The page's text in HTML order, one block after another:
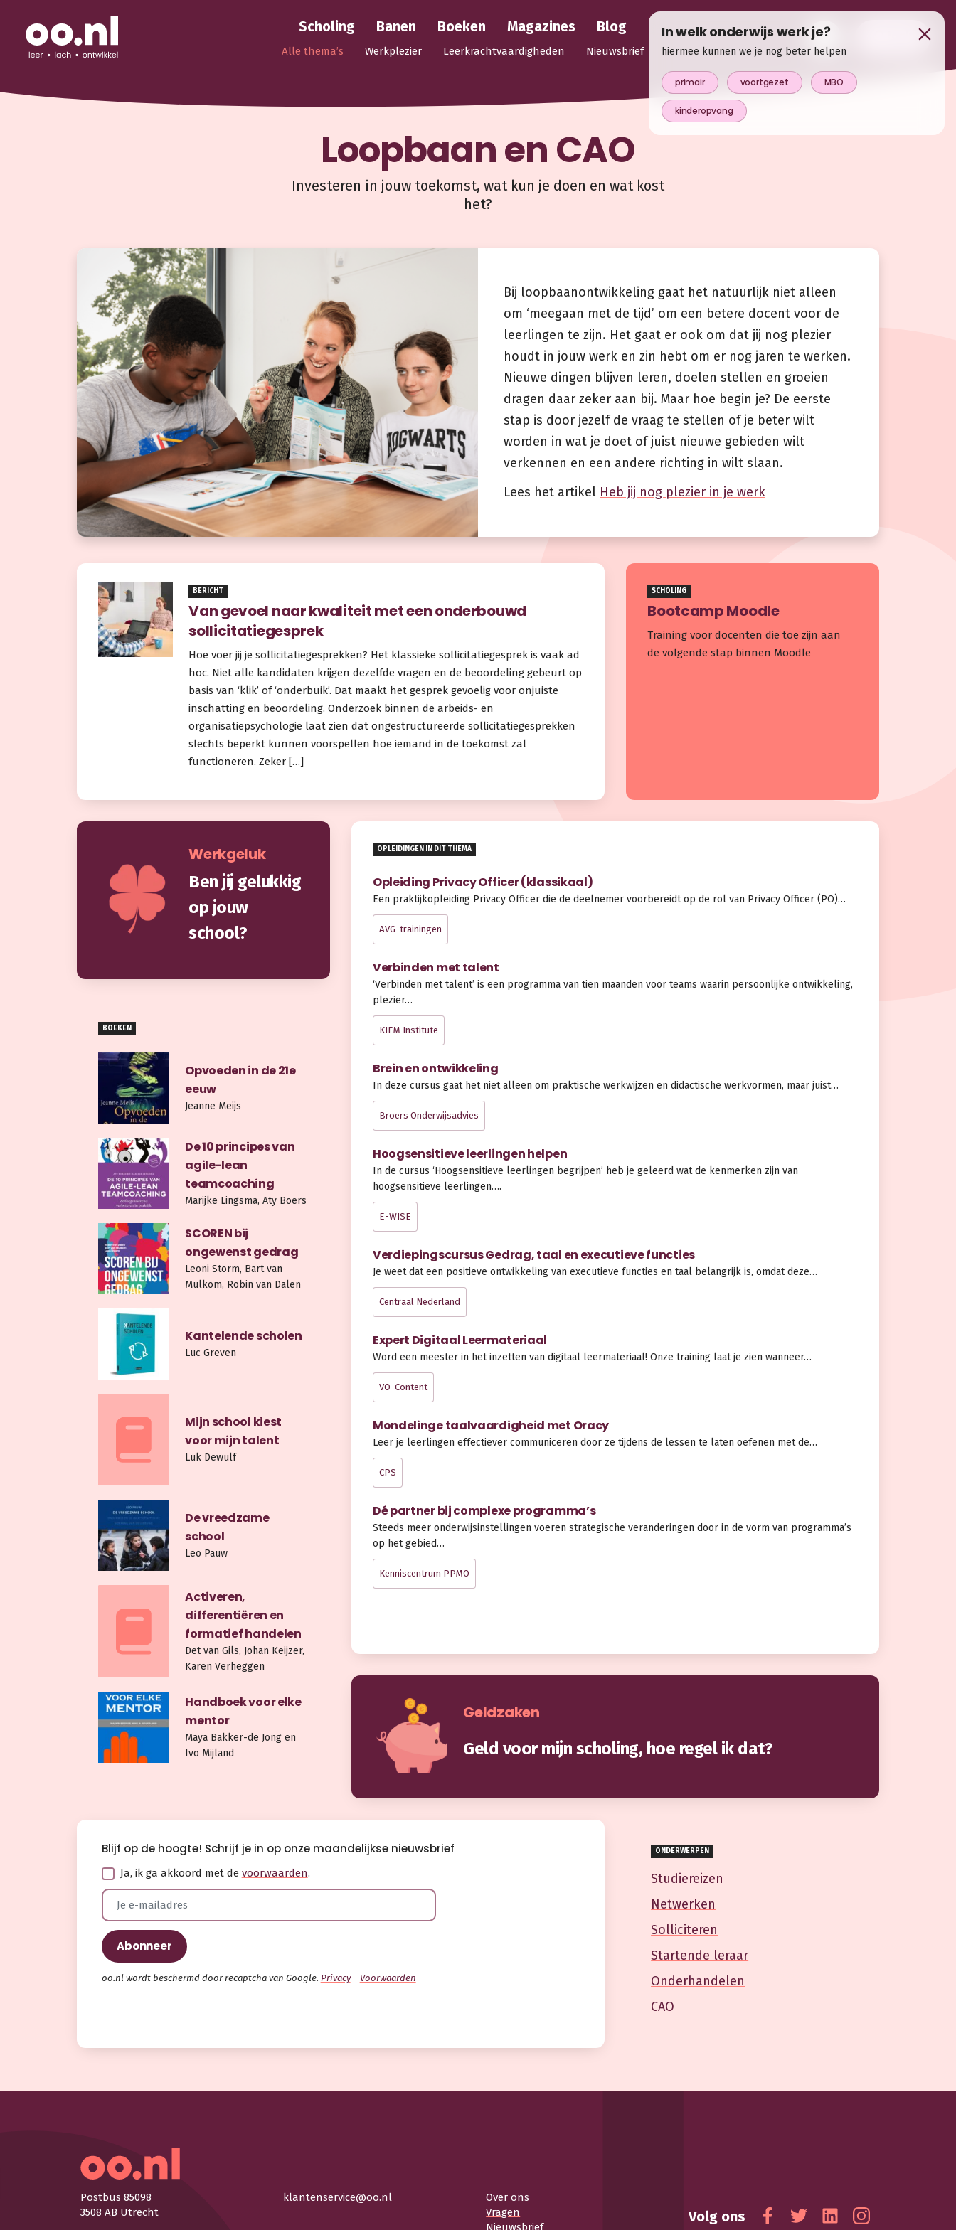
Scholing Banen Boeken Magazines Blog
Alle thema’s Werkplezier Leerkrachtvaardigheden Nieuwsbrief
Loopbaan en CAO
Investeren in jouw toekomst, wat kun je doen en wat kost
het?
Bij loopbaanontwikkeling gaat het natuurlijk niet alleen
om ‘meegaan met de tijd’ om een betere docent voor de
leerlingen te zijn. Het gaat er ook om dat jij nog plezier
houdt in jouw werk en zin hebt om er nog jaren te werken.
Nieuwe dingen blijven leren, doelen stellen en groeien
dragen daar zeker aan bij. Maar hoe begin je? De eerste
stap is door jezelf de vraag te stellen of je beter wilt
worden in wat je doet of juist nieuwe gebieden wilt
verkennen en een andere richting in wilt slaan.
Lees het artikel Heb jij nog plezier in je werk
BERICHT
Van gevoel naar kwaliteit met een onderbouwd
sollicitatiegesprek
Hoe voer jij je sollicitatiegesprekken? Het klassieke sollicitatiegesprek is vaak ad
hoc. Niet alle kandidaten krijgen dezelfde vragen en de beoordeling gebeurt op
basis van ‘klik’ of ‘onderbuik’. Dat maakt het gesprek gevoelig voor onjuiste
inschatting en beoordeling. Onderzoek binnen de arbeids- en
organisatiepsychologie laat zien dat ongestructureerde sollicitatiegesprekken
slechts beperkt kunnen voorspellen hoe iemand in de toekomst zal
functioneren. Zeker […]
SCHOLING
Bootcamp Moodle
Training voor docenten die toe zijn aan
de volgende stap binnen Moodle
Werkgeluk
Ben jij gelukkig
op jouw
school?
OPLEIDINGEN IN DIT THEMA
Opleiding Privacy Officer (klassikaal)
Een praktijkopleiding Privacy Officer die de deelnemer voorbereidt op de rol van Privacy Officer (PO)…
AVG-trainingen
Verbinden met talent
‘Verbinden met talent’ is een programma van tien maanden voor teams waarin persoonlijke ontwikkeling,
plezier…
KIEM Institute
Brein en ontwikkeling
In deze cursus gaat het niet alleen om praktische werkwijzen en didactische werkvormen, maar juist…
Broers Onderwijsadvies
Hoogsensitieve leerlingen helpen
In de cursus ‘Hoogsensitieve leerlingen begrijpen’ heb je geleerd wat de kenmerken zijn van
hoogsensitieve leerlingen….
E-WISE
Verdiepingscursus Gedrag, taal en executieve functies
Je weet dat een positieve ontwikkeling van executieve functies en taal belangrijk is, omdat deze…
Centraal Nederland
Expert Digitaal Leermateriaal
Word een meester in het inzetten van digitaal leermateriaal! Onze training laat je zien wanneer…
VO-Content
Mondelinge taalvaardigheid met Oracy
Leer je leerlingen effectiever communiceren door ze tijdens de lessen te laten oefenen met de…
CPS
Dé partner bij complexe programma’s
Steeds meer onderwijsinstellingen voeren strategische veranderingen door in de vorm van programma’s
op het gebied…
Kenniscentrum PPMO
BOEKEN
Opvoeden in de 21e
eeuw
Jeanne Meijs
De 10 principes van
agile-lean
teamcoaching
Marijke Lingsma, Aty Boers
SCOREN bij
ongewenst gedrag
Leoni Storm, Bart van
Mulkom, Robin van Dalen
Kantelende scholen
Luc Greven
Mijn school kiest
voor mijn talent
Luk Dewulf
De vreedzame
school
Leo Pauw
Activeren,
differentiëren en
formatief handelen
Det van Gils, Johan Keijzer,
Karen Verheggen
Handboek voor elke
mentor
Maya Bakker-de Jong en
Ivo Mijland
Geldzaken
Geld voor mijn scholing, hoe regel ik dat?
Blijf op de hoogte! Schrijf je in op onze maandelijkse nieuwsbrief
Ja, ik ga akkoord met de voorwaarden.
oo.nl wordt beschermd door recaptcha van Google. Privacy– Voorwaarden
ONDERWERPEN
Studiereizen
Netwerken
Solliciteren
Startende leraar
Onderhandelen
CAO
Postbus 85098
3508 AB Utrecht
klantenservice@oo.nl
Over ons
Vragen
Nieuwsbrief
Volg ons
In welk onderwijs werk je?
hiermee kunnen we je nog beter helpen
primair voortgezet MBO
kinderopvang